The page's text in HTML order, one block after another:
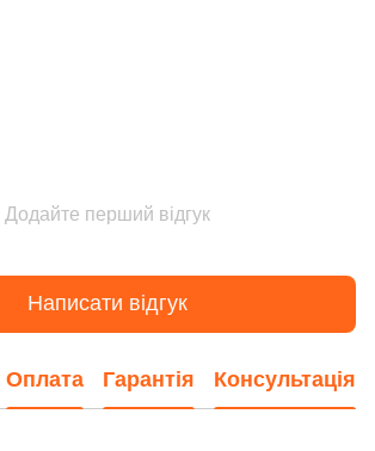
Додайте перший відгук
Написати відгук
Оплата Гарантія Консультація